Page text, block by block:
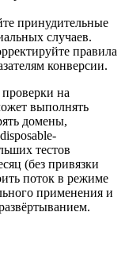
принудительные
случаев.
правила
конверсии.
на
выполнять
домены,
тестов
(без привязки
поток в режиме
применения и